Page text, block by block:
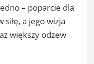
– poparcie dla
siłę, a jego wizja
większy odzew